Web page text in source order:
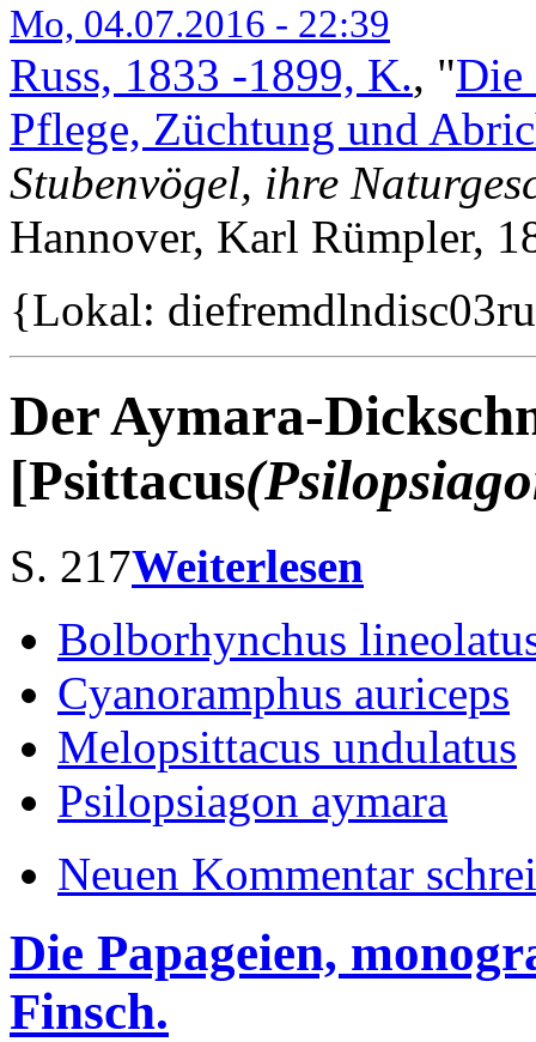
Mo, 04.07.2016 - 22:39
Russ, 1833 -1899, K., "Die
Pflege, Züchtung und
Stubenvögel, ihre
Hannover, Karl Rümpler,
{Lokal:
Der Aymara-
[Psittacus
S. 217Weiterlesen
Bolborhynchus
Cyanoramphus auriceps
Melopsittacus undulatus
Psilopsiagon aymara
Neuen Kommentar
Die Papageien,
Finsch.